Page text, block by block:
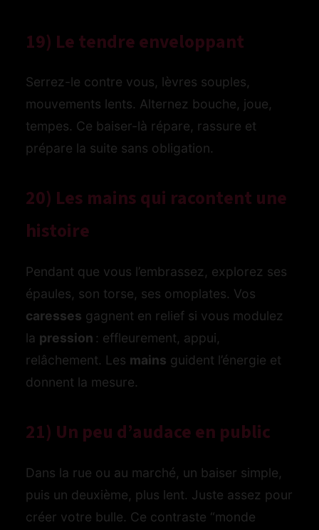
19) Le tendre enveloppant
Serrez-le contre vous, lèvres souples,
mouvements lents. Alternez bouche, joue,
tempes. Ce baiser-là répare, rassure et
prépare la suite sans obligation.
20) Les mains qui racontent une
histoire
Pendant que vous l’embrassez, explorez ses
épaules, son torse, ses omoplates. Vos
caresses gagnent en relief si vous modulez
la pression : effleurement, appui,
relâchement. Les mains guident l’énergie et
donnent la mesure.
21) Un peu d’audace en public
Dans la rue ou au marché, un baiser simple,
puis un deuxième, plus lent. Juste assez pour
créer votre bulle. Ce contraste “monde